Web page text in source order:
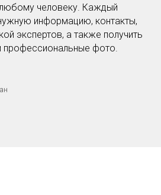
человеку. Каждый
информацию, контакты,
экспертов, а также получить
профессиональные фото.